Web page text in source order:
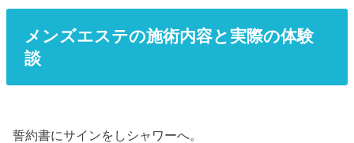
メンズエステの施術内容と実際の体験
談
誓約書にサインをしシャワーへ。